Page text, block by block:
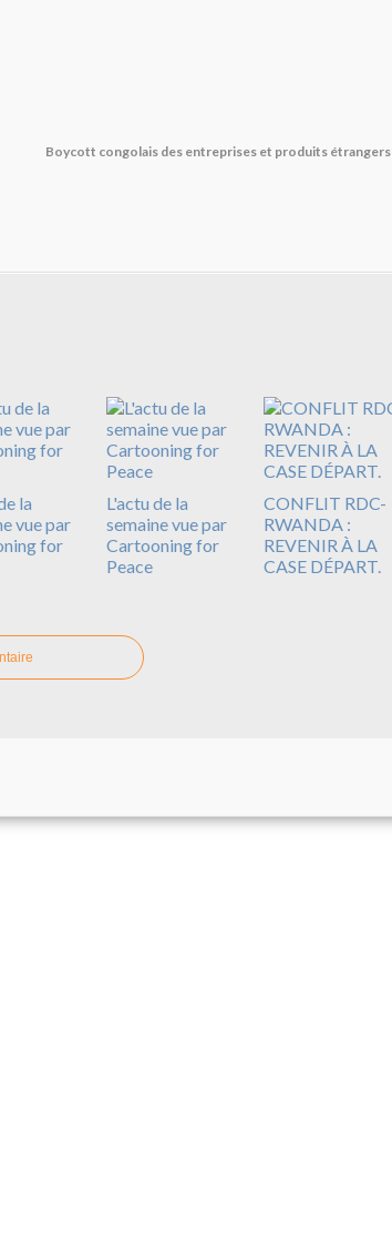
Boycott congolais des entreprises et produits étrangers
la
vue par
for
L'actu de la
semaine vue par
Cartooning for
Peace
CONFLIT RDC-
RWANDA :
REVENIR À LA
CASE DÉPART.